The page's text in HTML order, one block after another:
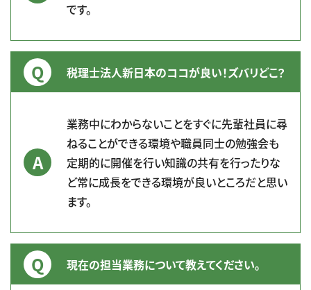
です。
税理士法人新日本のココが良い！ズバリどこ？
業務中にわからないことをすぐに先輩社員に尋
ねることができる環境や職員同士の勉強会も
定期的に開催を行い知識の共有を行ったりな
ど常に成長をできる環境が良いところだと思い
ます。
現在の担当業務について教えてください。